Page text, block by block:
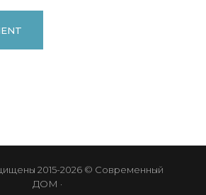
2015-2026 © Современный
ДОМ ·